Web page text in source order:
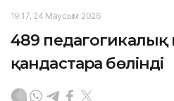
19:17, 24 Маусым 2026
489 педагогикалық
қандастарға бөлінді